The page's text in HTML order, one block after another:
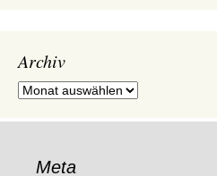
Archiv
Archiv
Meta